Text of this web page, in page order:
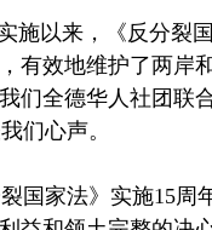
施以来，《反分裂
有效地维护了两岸
们全德华人社团联
们心声。
国家法》实施15周